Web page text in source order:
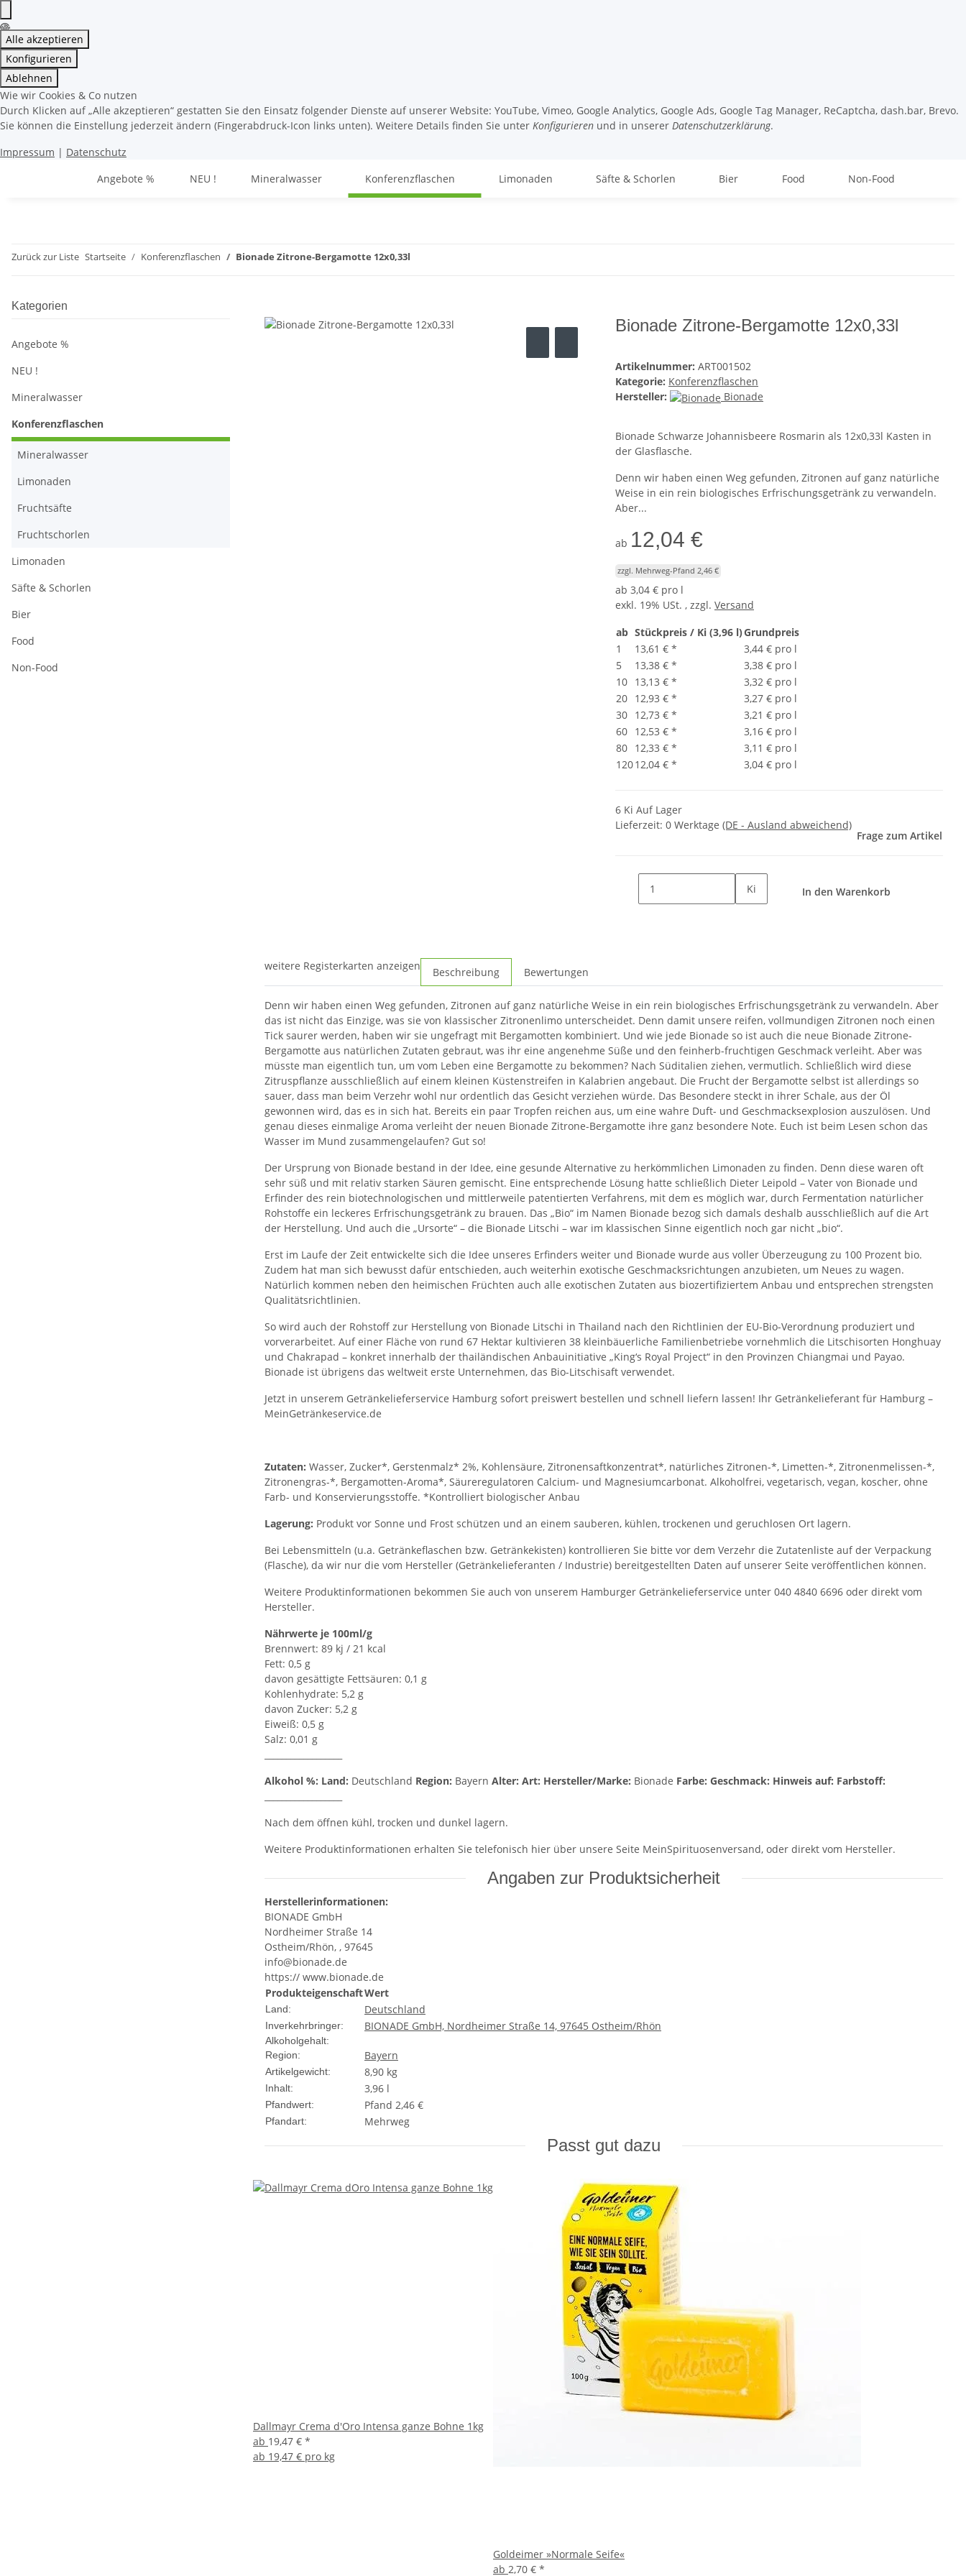
Alle akzeptieren
Konfigurieren
Ablehnen
Wie wir Cookies & Co nutzen
Durch Klicken auf „Alle akzeptieren“ gestatten Sie den Einsatz folgender Dienste auf unserer Website: YouTube, Vimeo, Google Analytics, Google Ads, Google Tag Manager, ReCaptcha, dash.bar, Brevo.
Sie können die Einstellung jederzeit ändern (Fingerabdruck-Icon links unten). Weitere Details finden Sie unter Konfigurieren und in unserer Datenschutzerklärung.
Impressum | Datenschutz
Angebote %
NEU ! Mineralwasser Konferenzflaschen Limonaden Säfte & Schorlen Bier Food Non-Food
Zurück zur Liste Startseite Konferenzflaschen Bionade Zitrone-Bergamotte 12x0,33l
Bionade Zitrone-Bergamotte 12x0,33l
Artikelnummer: ART001502
Kategorie: Konferenzflaschen
Hersteller:
Bionade
Bionade Schwarze Johannisbeere Rosmarin als 12x0,33l Kasten in
der Glasflasche.
Denn wir haben einen Weg gefunden, Zitronen auf ganz natürliche
Weise in ein rein biologisches Erfrischungsgetränk zu verwandeln.
Aber...
ab 12,04 €
zzgl. Mehrweg-Pfand 2,46 €
ab 3,04 € pro l
exkl. 19% USt. , zzgl. Versand
ab Stückpreis / Ki (3,96 l)Grundpreis
1
13,61 € *
3,44 € pro l
5
13,38 € *
3,38 € pro l
10 13,13 € *
3,32 € pro l
20 12,93 € *
3,27 € pro l
30 12,73 € *
3,21 € pro l
60 12,53 € *
3,16 € pro l
80 12,33 € *
3,11 € pro l
12012,04 € * 3,04 € pro l
6 Ki Auf Lager
Lieferzeit: 0 Werktage (DE - Ausland abweichend)
Frage zum Artikel
Ki In den Warenkorb
weitere Registerkarten anzeigen Beschreibung Bewertungen
Denn wir haben einen Weg gefunden, Zitronen auf ganz natürliche Weise in ein rein biologisches Erfrischungsgetränk zu verwandeln. Aber
das ist nicht das Einzige, was sie von klassischer Zitronenlimo unterscheidet. Denn damit unsere reifen, vollmundigen Zitronen noch einen
Tick saurer werden, haben wir sie ungefragt mit Bergamotten kombiniert. Und wie jede Bionade so ist auch die neue Bionade Zitrone-
Bergamotte aus natürlichen Zutaten gebraut, was ihr eine angenehme Süße und den feinherb-fruchtigen Geschmack verleiht. Aber was
müsste man eigentlich tun, um vom Leben eine Bergamotte zu bekommen? Nach Süditalien ziehen, vermutlich. Schließlich wird diese
Zitruspflanze ausschließlich auf einem kleinen Küstenstreifen in Kalabrien angebaut. Die Frucht der Bergamotte selbst ist allerdings so
sauer, dass man beim Verzehr wohl nur ordentlich das Gesicht verziehen würde. Das Besondere steckt in ihrer Schale, aus der Öl
gewonnen wird, das es in sich hat. Bereits ein paar Tropfen reichen aus, um eine wahre Duft- und Geschmacksexplosion auszulösen. Und
genau dieses einmalige Aroma verleiht der neuen Bionade Zitrone-Bergamotte ihre ganz besondere Note. Euch ist beim Lesen schon das
Wasser im Mund zusammengelaufen? Gut so!
Der Ursprung von Bionade bestand in der Idee, eine gesunde Alternative zu herkömmlichen Limonaden zu finden. Denn diese waren oft
sehr süß und mit relativ starken Säuren gemischt. Eine entsprechende Lösung hatte schließlich Dieter Leipold – Vater von Bionade und
Erfinder des rein biotechnologischen und mittlerweile patentierten Verfahrens, mit dem es möglich war, durch Fermentation natürlicher
Rohstoffe ein leckeres Erfrischungsgetränk zu brauen. Das „Bio“ im Namen Bionade bezog sich damals deshalb ausschließlich auf die Art
der Herstellung. Und auch die „Ursorte“ – die Bionade Litschi – war im klassischen Sinne eigentlich noch gar nicht „bio“.
Erst im Laufe der Zeit entwickelte sich die Idee unseres Erfinders weiter und Bionade wurde aus voller Überzeugung zu 100 Prozent bio.
Zudem hat man sich bewusst dafür entschieden, auch weiterhin exotische Geschmacksrichtungen anzubieten, um Neues zu wagen.
Natürlich kommen neben den heimischen Früchten auch alle exotischen Zutaten aus biozertifiziertem Anbau und entsprechen strengsten
Qualitätsrichtlinien.
So wird auch der Rohstoff zur Herstellung von Bionade Litschi in Thailand nach den Richtlinien der EU-Bio-Verordnung produziert und
vorverarbeitet. Auf einer Fläche von rund 67 Hektar kultivieren 38 kleinbäuerliche Familienbetriebe vornehmlich die Litschisorten Honghuay
und Chakrapad – konkret innerhalb der thailändischen Anbauinitiative „King‘s Royal Project“ in den Provinzen Chiangmai und Payao.
Bionade ist übrigens das weltweit erste Unternehmen, das Bio-Litschisaft verwendet.
Jetzt in unserem Getränkelieferservice Hamburg sofort preiswert bestellen und schnell liefern lassen! Ihr Getränkelieferant für Hamburg –
MeinGetränkeservice.de
Zutaten: Wasser, Zucker*, Gerstenmalz* 2%, Kohlensäure, Zitronensaftkonzentrat*, natürliches Zitronen-*, Limetten-*, Zitronenmelissen-*,
Zitronengras-*, Bergamotten-Aroma*, Säureregulatoren Calcium- und Magnesiumcarbonat. Alkoholfrei, vegetarisch, vegan, koscher, ohne
Farb- und Konservierungsstoffe. *Kontrolliert biologischer Anbau
Lagerung: Produkt vor Sonne und Frost schützen und an einem sauberen, kühlen, trockenen und geruchlosen Ort lagern.
Bei Lebensmitteln (u.a. Getränkeflaschen bzw. Getränkekisten) kontrollieren Sie bitte vor dem Verzehr die Zutatenliste auf der Verpackung
(Flasche), da wir nur die vom Hersteller (Getränkelieferanten / Industrie) bereitgestellten Daten auf unserer Seite veröffentlichen können.
Weitere Produktinformationen bekommen Sie auch von unserem Hamburger Getränkelieferservice unter 040 4840 6696 oder direkt vom
Hersteller.
Nährwerte je 100ml/g
Brennwert: 89 kj / 21 kcal
Fett: 0,5 g
davon gesättigte Fettsäuren: 0,1 g
Kohlenhydrate: 5,2 g
davon Zucker: 5,2 g
Eiweiß: 0,5 g
Salz: 0,01 g
Alkohol %: Land: Deutschland Region: Bayern Alter: Art: Hersteller/Marke: Bionade Farbe: Geschmack: Hinweis auf: Farbstoff:
Nach dem öffnen kühl, trocken und dunkel lagern.
Weitere Produktinformationen erhalten Sie telefonisch hier über unsere Seite MeinSpirituosenversand, oder direkt vom Hersteller.
Angaben zur Produktsicherheit
Herstellerinformationen:
BIONADE GmbH
Nordheimer Straße 14
Ostheim/Rhön, , 97645
info@bionade.de
https:// www.bionade.de
ProdukteigenschaftWert
Land: Deutschland
Inverkehrbringer: BIONADE GmbH, Nordheimer Straße 14, 97645 Ostheim/Rhön
Alkoholgehalt:
Region:
Bayern
Artikelgewicht: 8,90 kg
Inhalt: 3,96 l
Pfandwert: Pfand 2,46 €
Pfandart: Mehrweg
Passt gut dazu
Dallmayr Crema d'Oro Intensa ganze Bohne 1kg
ab 19,47 € *
ab 19,47 € pro kg
Goldeimer »Normale Seife«
ab 2,70 € *
Kategorien
Angebote %
NEU !
Mineralwasser
Konferenzflaschen
Mineralwasser
Limonaden
Fruchtsäfte
Fruchtschorlen
Limonaden
Säfte & Schorlen
Bier
Food
Non-Food